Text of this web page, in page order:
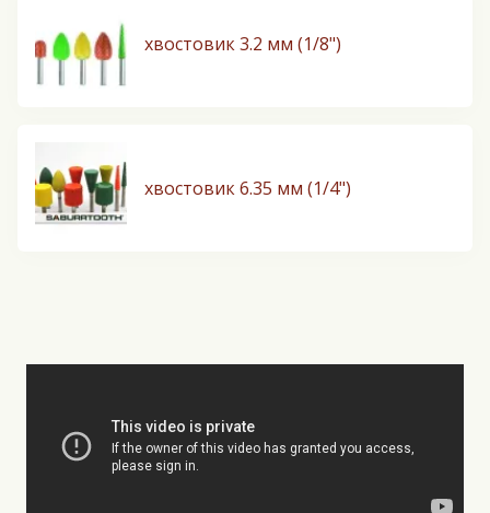
хвостовик 3.2 мм (1/8")
хвостовик 6.35 мм (1/4")